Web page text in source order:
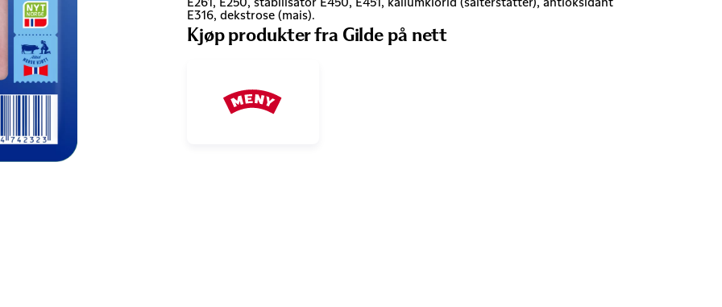
E316, dekstrose (mais).
Kjøp produkter fra Gilde på nett